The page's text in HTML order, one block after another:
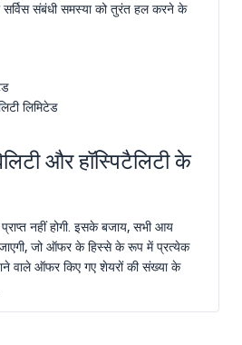
संबंधी समस्या को तुरंत हल करने के
लिमिटेड
और हॉस्पिटैलिटी के
नहीं होगी. इसके बजाय, सभी आय
जो ऑफर के हिस्से के रूप में प्रत्येक
वाले ऑफर किए गए शेयरों की संख्या के